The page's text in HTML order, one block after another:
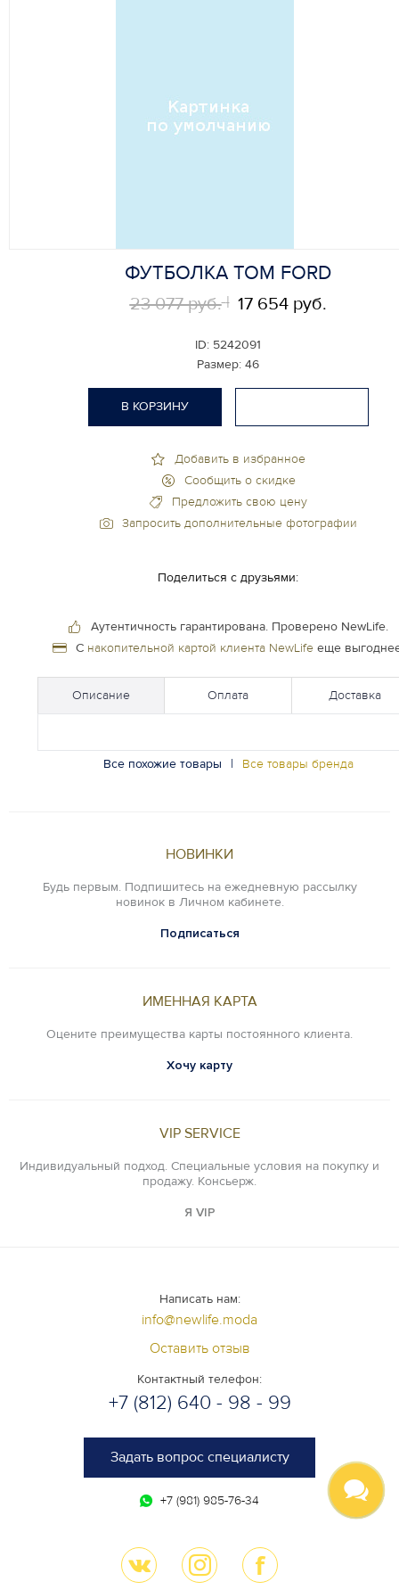
ФУТБОЛКА TOM FORD
ID: 5242091
Размер: 46
23 077 руб. 17 654 руб.
Добавить в избранное
Сообщить о скидке
Предложить свою цену
Запросить дополнительные фотографии
В КОРЗИНУ
Поделиться с друзьями:
Аутентичность гарантирована. Проверено NewLife.
С накопительной картой клиента NewLifeеще
Описание Оплата Доставка
Все похожие товары | Все товары бренда
НОВИНКИ
Будь первым. Подпишитесь на ежедневную рассылку
новинок в Личном кабинете.
Подписаться
ИМЕННАЯ КАРТА
Оцените преимущества карты постоянного клиента.
Хочу карту
VIP SERVICE
Индивидуальный подход. Специальные условия на покупку и
продажу. Консьерж.
Я VIP
Написать нам:
info@newlife.moda
Оставить отзыв
Контактный телефон:
+7 (812) 640 - 98 - 99
Задать вопрос специалисту
+7 (981) 985-76-34